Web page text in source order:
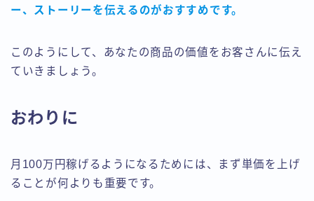
ー、ストーリーを伝えるのがおすすめです。
このようにして、あなたの商品の価値をお客さんに伝え
ていきましょう。
おわりに
月100万円稼げるようになるためには、まず単価を上げ
ることが何よりも重要です。